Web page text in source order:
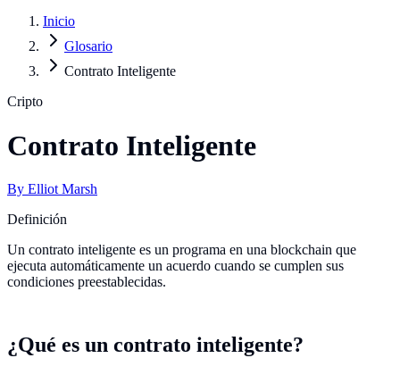
Inicio
Glosario
Contrato Inteligente
Cripto
Contrato Inteligente
By Elliot Marsh
Definición
Un contrato inteligente es un programa en una blockchain que
ejecuta automáticamente un acuerdo cuando se cumplen sus
condiciones preestablecidas.
¿Qué es un contrato inteligente?